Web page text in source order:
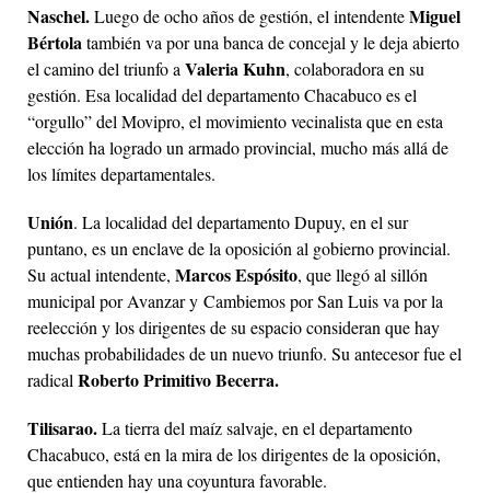
Naschel.Luego de ocho años de gestión, el intendenteMiguel
Bértola también va por una banca de concejal y le deja abierto
el camino del triunfo a Valeria Kuhn, colaboradora en su
gestión. Esa localidad del departamento Chacabuco es el
“orgullo” del Movipro, el movimiento vecinalista que en esta
elección ha logrado un armado provincial, mucho más allá de
los límites departamentales.
Unión. La localidad del departamento Dupuy, en el sur
puntano, es un enclave de la oposición al gobierno provincial.
Su actual intendente, Marcos Espósito, que llegó al sillón
municipal por Avanzar y Cambiemos por San Luis va por la
reelección y los dirigentes de su espacio consideran que hay
muchas probabilidades de un nuevo triunfo. Su antecesor fue el
radical Roberto Primitivo Becerra.
Tilisarao.La tierra del maíz salvaje, en el departamento
Chacabuco, está en la mira de los dirigentes de la oposición,
que entienden hay una coyuntura favorable.